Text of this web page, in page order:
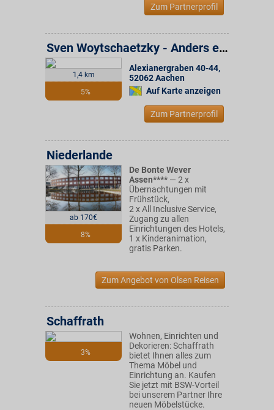
Zum Partnerprofil
1,4 km
5%
Sven Woytschaetzky - Anders einrichten
Alexianergraben 40-44,
52062Aachen
Auf Karte anzeigen
Zum Partnerprofil
ab 170€
8%
Niederlande
De Bonte Wever
Assen**** — 2 x
Übernachtungen mit
Frühstück,
2 x All Inclusive Service,
Zugang zu allen
Einrichtungen des Hotels,
1 x Kinderanimation,
gratis Parken.
Zum Angebot von Olsen Reisen
3%
Schaffrath
Wohnen, Einrichten und
Dekorieren: Schaffrath
bietet Ihnen alles zum
Thema Möbel und
Einrichtung an. Kaufen
Sie jetzt mit BSW-Vorteil
bei unserem Partner Ihre
neuen Möbelstücke.